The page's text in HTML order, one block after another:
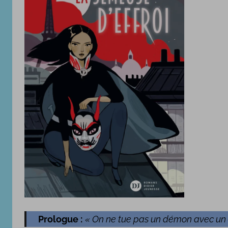
e
4
n
o
e
m
b
e
2
0
Prologue : « On ne tue pas un démon avec